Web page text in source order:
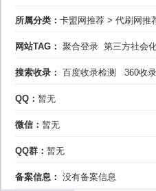
所属分类： 卡盟网推荐 > 代刷网推
网站TAG： 聚合登录 第三方社会
搜索收录： 百度收录检测 360收
QQ： 暂无
微信： 暂无
QQ群： 暂无
备案信息： 没有备案信息